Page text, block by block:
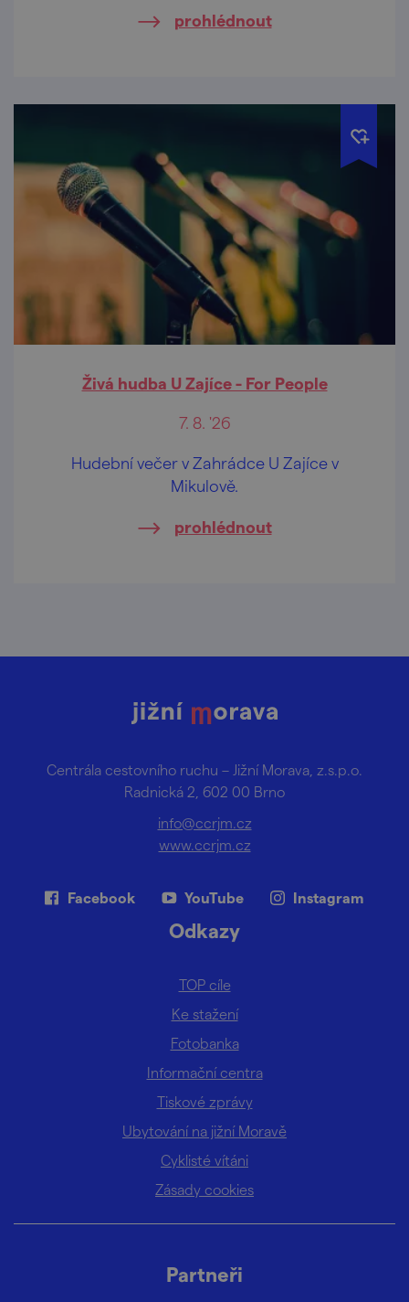
prohlédnout
Živá hudba U Zajíce - For People
7. 8. '26
Hudební večer v Zahrádce U Zajíce v
Mikulově.
prohlédnout
Centrála cestovního ruchu – Jižní Morava, z.s.p.o.
Radnická 2, 602 00 Brno
info@ccrjm.cz
www.ccrjm.cz
Facebook YouTube Instagram
Odkazy
TOP cíle
Ke stažení
Fotobanka
Informační centra
Tiskové zprávy
Ubytování na jižní Moravě
Cyklisté vítáni
Zásady cookies
Partneři